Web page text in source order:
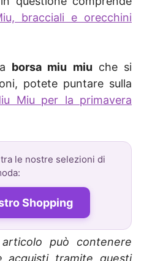
bracciali e orecchini
borsa miu miu che si
potete puntare sulla
Miu per la primavera
le nostre selezioni di
Shopping
può contenere
acquisti tramite questi